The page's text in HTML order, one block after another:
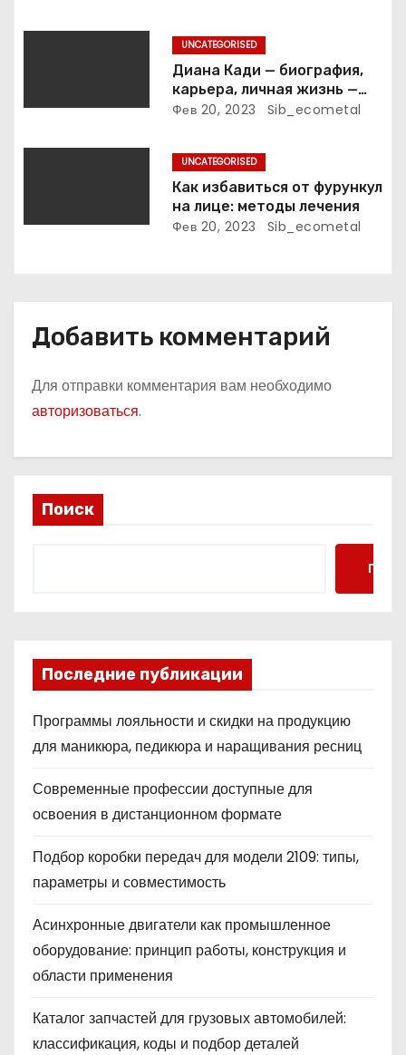
оценочно-аналитическое
общепостижимое явление
известной русской
поэтессы
UNCATEGORISED
Диана Кади — биография,
карьера, личная жизнь —
актуальная информация
Фев 20, 2023 Sib_ecometal
UNCATEGORISED
Как избавиться от фурункул
на лице: методы лечения
Фев 20, 2023 Sib_ecometal
Добавить комментарий
Для отправки комментария вам необходимо
авторизоваться.
Поиск
Поиск
Последние публикации
Программы лояльности и скидки на продукцию
для маникюра, педикюра и наращивания ресниц
Современные профессии доступные для
освоения в дистанционном формате
Подбор коробки передач для модели 2109: типы,
параметры и совместимость
Асинхронные двигатели как промышленное
оборудование: принцип работы, конструкция и
области применения
Каталог запчастей для грузовых автомобилей:
классификация, коды и подбор деталей